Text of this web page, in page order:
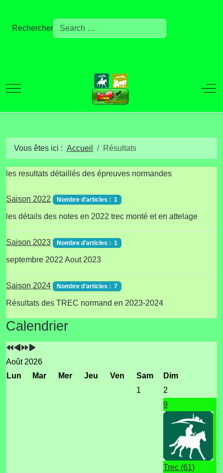
Rechercher
Mobile Menu Toggle Off-
Vous êtes ici : Accueil Résultats
les resultats détaillés des épreuves normandes
Saison 2022 Nombre d'articles : 1
les détails des notes en 2022 trec monté et en attelage
Saison 2023 Nombre d'articles : 1
septembre 2022 Aout 2023
Saison 2024 Nombre d'articles : 7
Résultats des TREC normand en 2023-2024
Calendrier
Année
précédente
Mois
précédent
Année
suivante
Mois
suivant
Août 2026
Lun
Mar Mer Jeu Ven Sam
Dim
1
2
9
Trec (61)